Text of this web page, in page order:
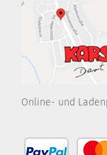
Online- und